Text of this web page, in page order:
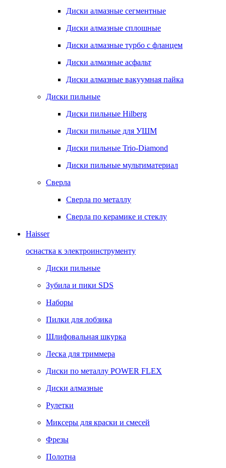
Диски алмазные сегментные
Диски алмазные сплошные
Диски алмазные турбо с фланцем
Диски алмазные асфальт
Диски алмазные вакуумная пайка
Диски пильные
Диски пильные Hilberg
Диски пильные для УШМ
Диски пильные Trio-Diamond
Диски пильные мультиматериал
Сверла
Сверла по металлу
Сверла по керамике и стеклу
Haisser
оснастка к электроинструменту
Диски пильные
Зубила и пики SDS
Наборы
Пилки для лобзика
Шлифовальная шкурка
Леска для триммера
Диски по металлу POWER FLEX
Диски алмазные
Рулетки
Миксеры для краски и смесей
Фрезы
Полотна